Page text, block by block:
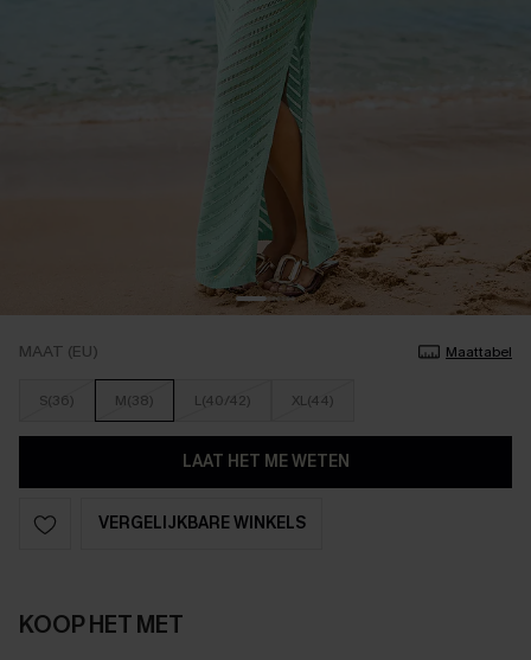
MAAT (EU) Maattabel
S(36) M(38) L(40/42) XL(44)
LAAT HET ME WETEN
VERGELIJKBARE WINKELS
KOOP HET MET